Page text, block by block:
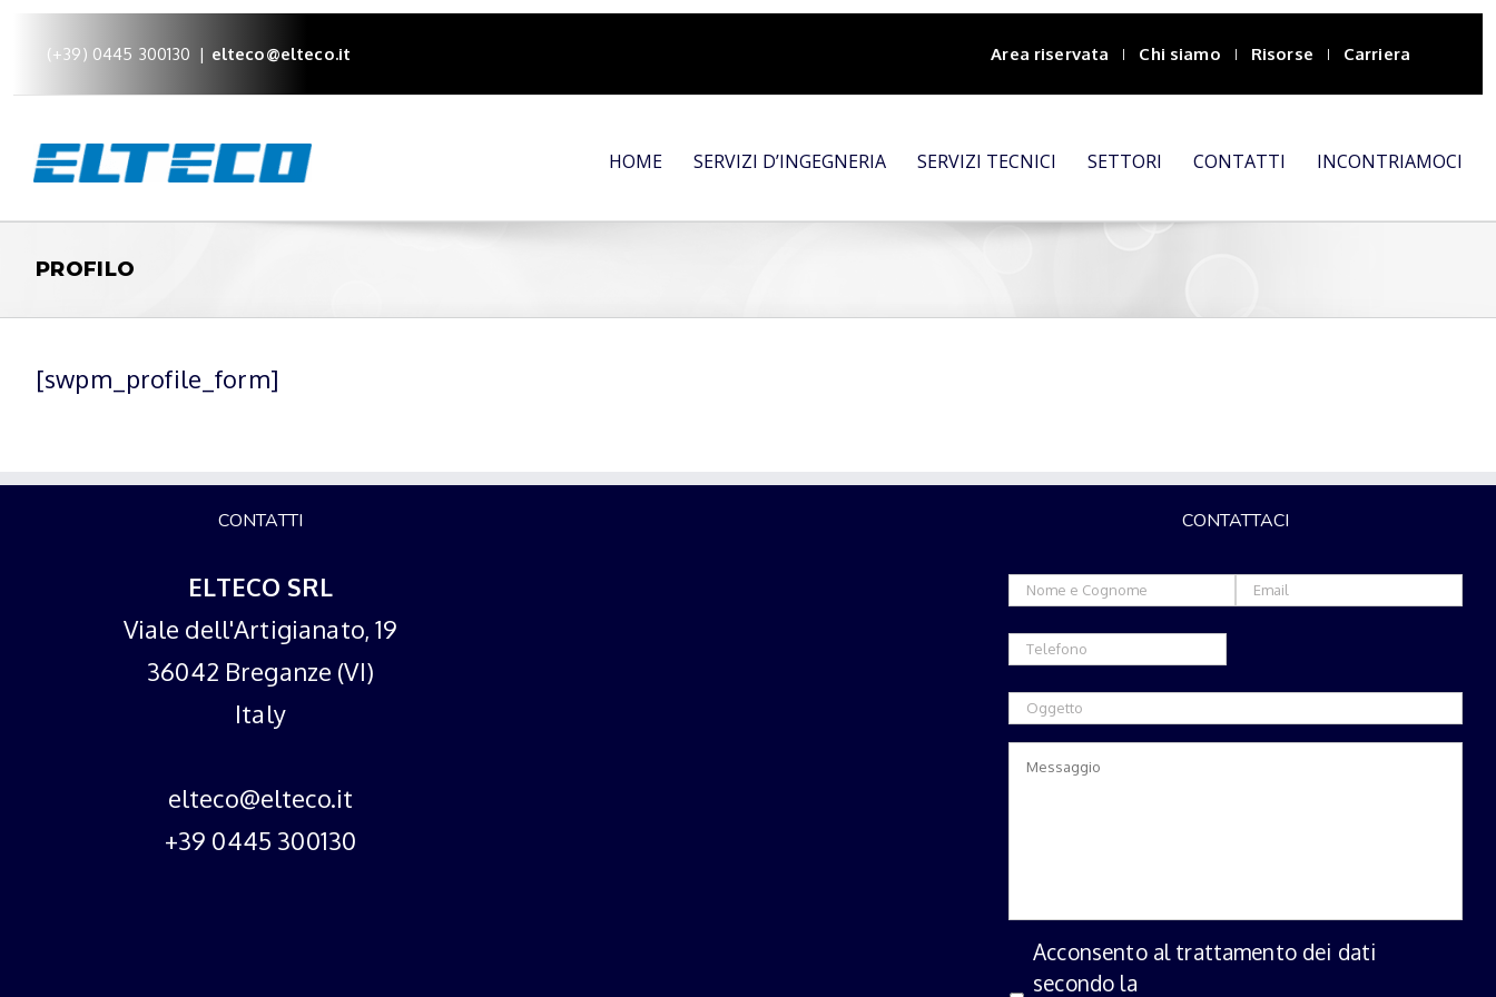
(+39) 0445 300130 | elteco@elteco.it Area riservata Chi siamo Risorse Carriera
HOME SERVIZI D’INGEGNERIA SERVIZI TECNICI SETTORI CONTATTI INCONTRIAMOCI
PROFILO
[swpm_profile_form]
CONTATTI
ELTECO SRL
Viale dell'Artigianato, 19
36042 Breganze (VI)
Italy
elteco@elteco.it
+39 0445 300130
CONTATTACI
Acconsento al trattamento dei dati
secondo la